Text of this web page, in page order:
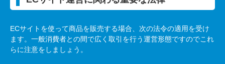
ECサイトを使って商品を販売する場合、次の法令の適用を受け
ます。一般消費者との間で広く取引を行う運営形態ですのでこれ
らに注意をしましょう。